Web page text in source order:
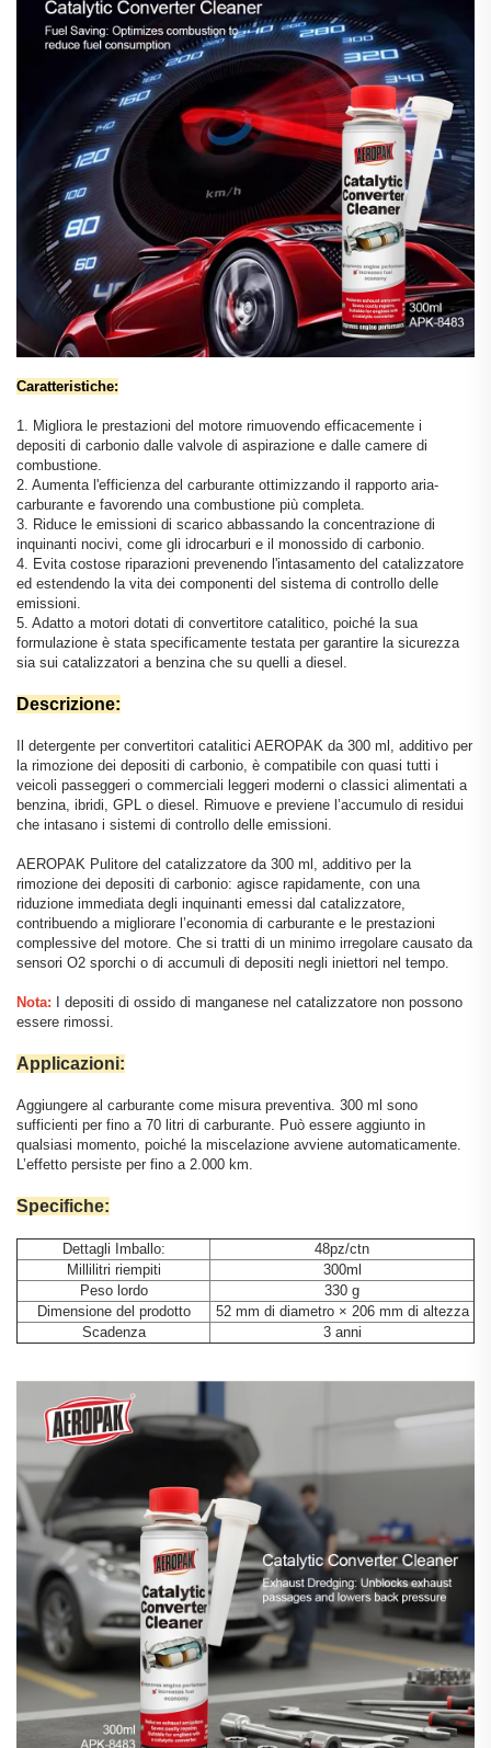
Caratteristiche:
1. Migliora le prestazioni del motore rimuovendo efficacemente i
depositi di carbonio dalle valvole di aspirazione e dalle camere di
combustione.
2. Aumenta l'efficienza del carburante ottimizzando il rapporto aria-
carburante e favorendo una combustione più completa.
3. Riduce le emissioni di scarico abbassando la concentrazione di
inquinanti nocivi, come gli idrocarburi e il monossido di carbonio.
4. Evita costose riparazioni prevenendo l'intasamento del catalizzatore
ed estendendo la vita dei componenti del sistema di controllo delle
emissioni.
5. Adatto a motori dotati di convertitore catalitico, poiché la sua
formulazione è stata specificamente testata per garantire la sicurezza
sia sui catalizzatori a benzina che su quelli a diesel.
Descrizione:
Il detergente per convertitori catalitici AEROPAK da 300 ml, additivo per
la rimozione dei depositi di carbonio, è compatibile con quasi tutti i
veicoli passeggeri o commerciali leggeri moderni o classici alimentati a
benzina, ibridi, GPL o diesel. Rimuove e previene l’accumulo di residui
che intasano i sistemi di controllo delle emissioni.
AEROPAK Pulitore del catalizzatore da 300 ml, additivo per la
rimozione dei depositi di carbonio: agisce rapidamente, con una
riduzione immediata degli inquinanti emessi dal catalizzatore,
contribuendo a migliorare l’economia di carburante e le prestazioni
complessive del motore. Che si tratti di un minimo irregolare causato da
sensori O2 sporchi o di accumuli di depositi negli iniettori nel tempo.
Nota: I depositi di ossido di manganese nel catalizzatore non possono
essere rimossi.
Applicazioni:
Aggiungere al carburante come misura preventiva. 300 ml sono
sufficienti per fino a 70 litri di carburante. Può essere aggiunto in
qualsiasi momento, poiché la miscelazione avviene automaticamente.
L’effetto persiste per fino a 2.000 km.
Specifiche:
Dettagli Imballo:
48pz/ctn
Millilitri riempiti
300ml
Peso lordo
330 g
Dimensione del prodotto
52 mm di diametro × 206 mm di altezza
Scadenza
3 anni